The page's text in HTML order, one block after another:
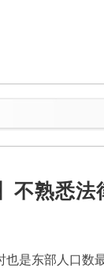
不熟悉
是东部人口数